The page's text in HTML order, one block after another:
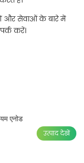
और सेवाओं के बारे में
करें।
एनोड
उत्पाद देखें